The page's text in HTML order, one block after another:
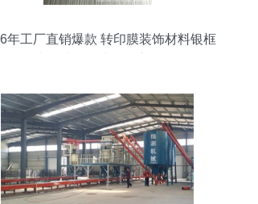
年工厂直销爆款 转印膜装饰材料银框